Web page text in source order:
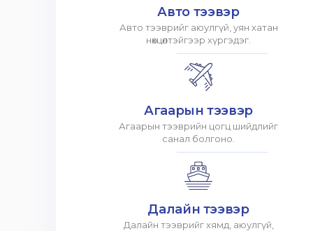
Авто тээвэр
Авто тээврийг аюулгүй, уян хатан
нөхцөлтэйгээр хүргэдэг.
Агаарын тээвэр
Агаарын тээврийн цогц шийдлийг
санал болгоно.
Далайн тээвэр
Далайн тээврийг хямд, аюулгүй,